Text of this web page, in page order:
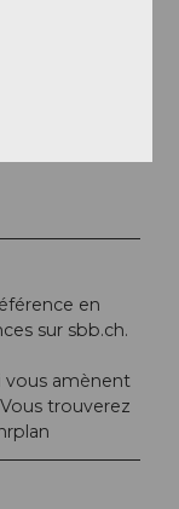
en
sur sbb.ch.
vous amènent
trouverez